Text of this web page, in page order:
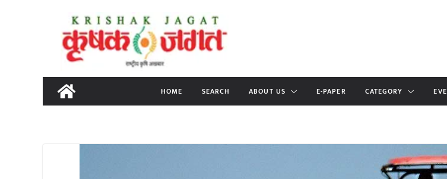
content
HOME SEARCH ABOUT US E-PAPER CATEGORY